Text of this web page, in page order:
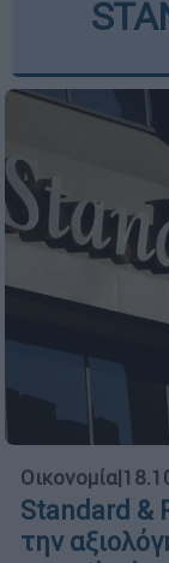
Οικονομία|
Standard &
την